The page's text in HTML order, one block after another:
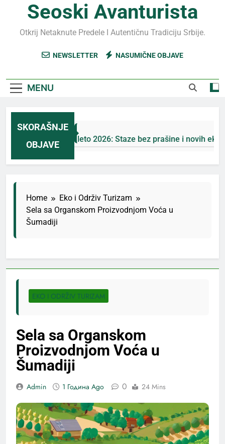
Seoski Avanturista
Otkrij Netaknute Predele I Autentičnu Tradiciju Srbije.
NEWSLETTER NASUMIČNE OBJAVE
MENU
SKORAŠNJE
OBJAVE
Jahorina leto 2026: Staze bez prašine i novih eko-
Home
Eko i Održiv Turizam
Sela sa Organskom Proizvodnjom Voća u
Šumadiji
EKO I ODRŽIV TURIZAM
Sela sa Organskom
Proizvodnjom Voća u
Šumadiji
Admin 1 Година Ago 0 24 Mins